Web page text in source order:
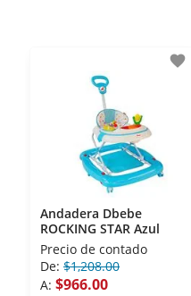
favorite
Andadera Dbebe
ROCKING STAR Azul
Precio de contado
De: $1,208.00
A: $966.00